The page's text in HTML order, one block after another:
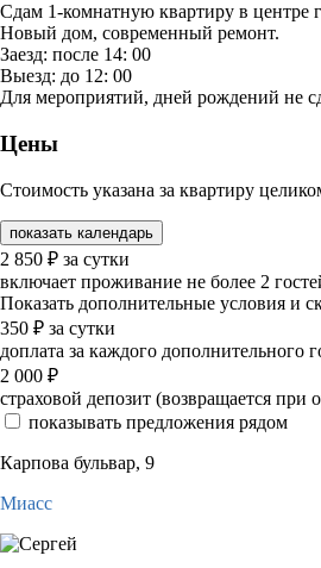
Сдам 1-комнатную квартиру в центре
Новый дом, современный ремонт.
Заезд: после 14: 00
Выезд: до 12: 00
Для мероприятий, дней рождений не
Цены
Стоимость указана за квартиру
показать календарь
2 850 ₽ за сутки
включает проживание не более 2
Показать дополнительные условия и
350 ₽ за сутки
доплата за каждого дополнительного
2 000 ₽
страховой депозит (возвращается при
показывать предложения рядом
Карпова бульвар, 9
Миасс